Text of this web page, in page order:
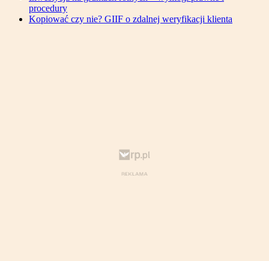
procedury
Kopiować czy nie? GIIF o zdalnej weryfikacji klienta